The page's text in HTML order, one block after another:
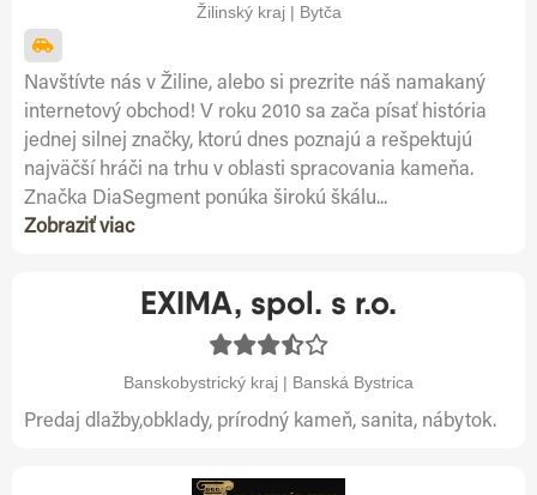
Žilinský kraj | Bytča
Navštívte nás v Žiline, alebo si prezrite náš namakaný
internetový obchod! V roku 2010 sa zača písať história
jednej silnej značky, ktorú dnes poznajú a rešpektujú
najväčší hráči na trhu v oblasti spracovania kameňa.
Značka DiaSegment ponúka širokú škálu...
Zobraziť viac
EXIMA, spol. s r.o.
Banskobystrický kraj | Banská Bystrica
Predaj dlažby,obklady, prírodný kameň, sanita, nábytok.